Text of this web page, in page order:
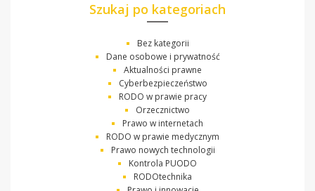
Szukaj po kategoriach
Bez kategorii
Dane osobowe i prywatność
Aktualności prawne
Cyberbezpieczeństwo
RODO w prawie pracy
Orzecznictwo
Prawo w internetach
RODO w prawie medycznym
Prawo nowych technologii
Kontrola PUODO
RODOtechnika